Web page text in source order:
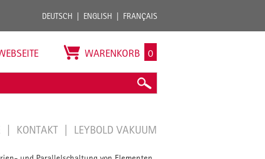
DEUTSCH ENGLISH FRANÇAIS
WARENKORB 0
KONTAKT LEYBOLD VAKUUM